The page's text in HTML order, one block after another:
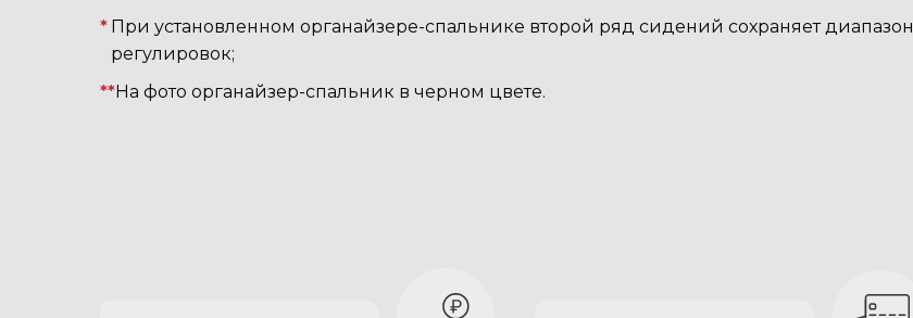
При установленном органайзере-спальнике второй ряд сидений сохраняет диапазон
регулировок;
На фото органайзер-спальник в черном цвете.
*
**
В комплектацию Трэвел органайзера-